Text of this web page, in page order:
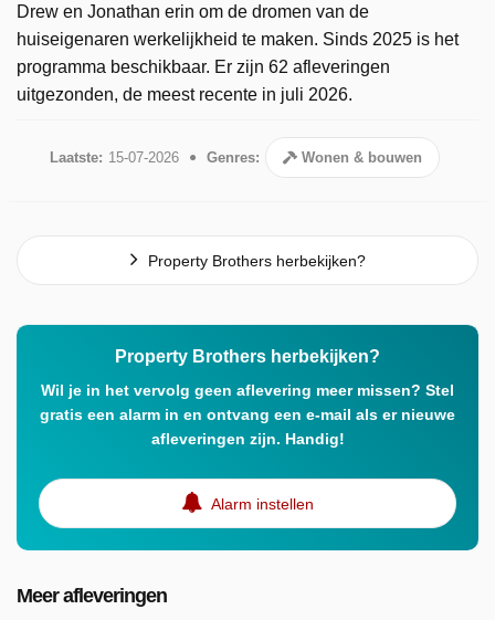
Drew en Jonathan erin om de dromen van de
huiseigenaren werkelijkheid te maken. Sinds 2025 is het
programma beschikbaar. Er zijn 62 afleveringen
uitgezonden, de meest recente in juli 2026.
Laatste: 15-07-2026 Genres: Wonen & bouwen
Property Brothers herbekijken?
Property Brothers herbekijken?
Wil je in het vervolg geen aflevering meer missen? Stel
gratis een alarm in en ontvang een e-mail als er nieuwe
afleveringen zijn. Handig!
Alarm instellen
Meer afleveringen